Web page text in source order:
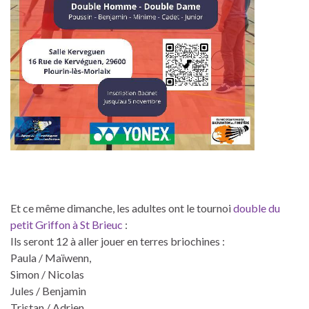
Et ce même dimanche, les adultes ont le tournoidoubledu
petitGriffonà St Brieuc :
Ils seront 12 à aller jouer en terres briochines :
Paula / Maïwenn,
Simon / Nicolas
Jules / Benjamin